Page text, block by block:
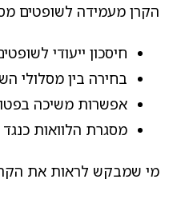
הקרן מעמידה לשופטים
חיסכון ייעודי
בחירה בין מסלולי
אפשרות משיכה
מסגרת הלוואות כנגד הצבירה: עד 80% ביתרה נזילה ועד
מי שמבקש לראות את